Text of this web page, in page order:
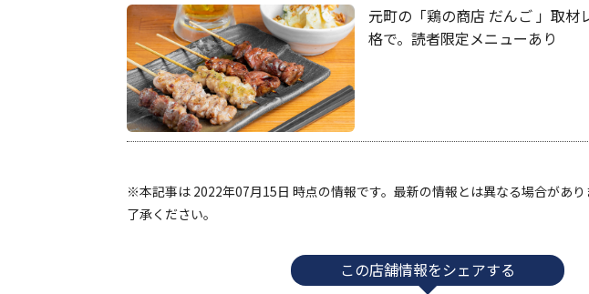
元町の「鶏の商店 だんご 」取材
格で。読者限定メニューあり
※本記事は 2022年07月15日 時点の情報です。最新の情報とは異なる場合があ
了承ください。
この店舗情報をシェアする